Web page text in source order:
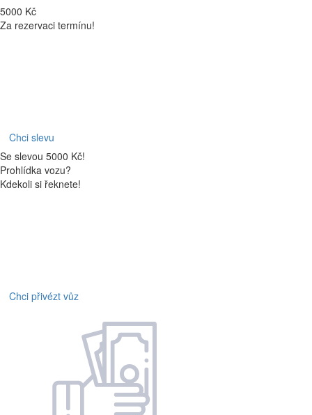
5000 Kč
Za rezervaci termínu!
Chci slevu
Se slevou 5000 Kč!
Prohlídka vozu?
Kdekoli si řeknete!
Chci přivézt vůz